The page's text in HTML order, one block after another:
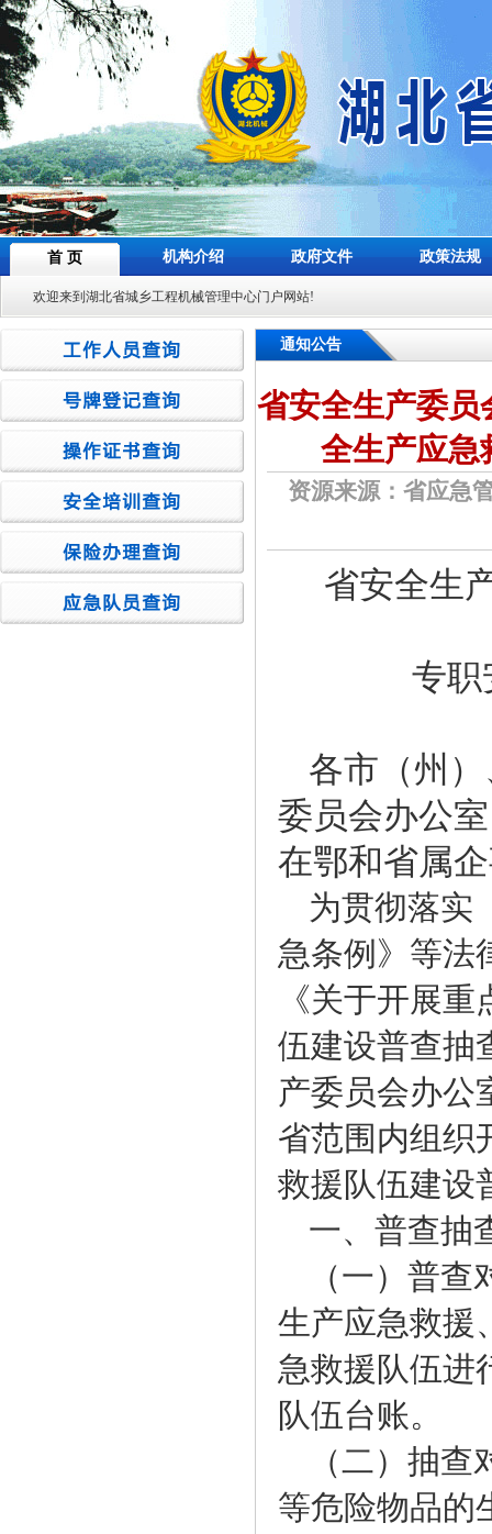
首 页 机构介绍 政府文件 政策法规
欢迎来到湖北省城乡工程机械管理中心门户网站!
通知公告
省安全生产委员
全生产应急
资源来源：省应急
省安全生
专职
各市（州
委员会办公
在鄂和省属
为贯彻落实
急条例》等法
《关于开展
伍建设普查抽
产委员会办公
省范围内组织
救援队伍建设
一、普查抽
（一）普
生产应急救援
急救援队伍进
队伍台账。
（二）抽
等危险物品的